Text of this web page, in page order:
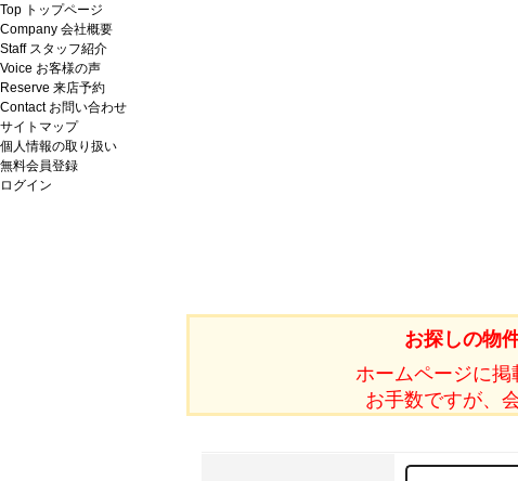
Top トップページ
Company 会社概要
Staff スタッフ紹介
Voice お客様の声
Reserve 来店予約
Contact お問い合わせ
サイトマップ
個人情報の取り扱い
無料会員登録
ログイン
お探しの物
ホームページに掲
お手数ですが、